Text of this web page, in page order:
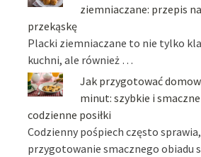
ziemniaczane: przepis
przekąskę
Placki ziemniaczane to nie tylko
kuchni, ale również …
Jak przygotować
minut: szybkie i
codzienne posiłki
Codzienny pośpiech często
przygotowanie smacznego obiadu